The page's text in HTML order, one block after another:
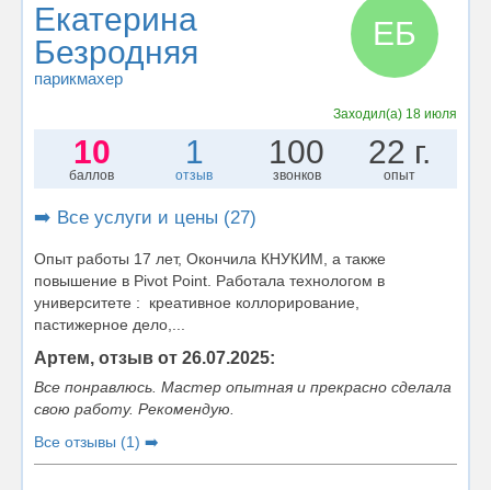
Екатерина
Безродняя
парикмахер
ЕБ
Заходил(а) 18 июля
10
баллов
1
отзыв
100
звонков
22 г.
опыт
➡️ Все услуги и цены (27)
Опыт работы 17 лет, Окончила КНУКИМ, а также
повышение в Pivot Point. Работала технологом в
университете : креативное коллорирование,
пастижерное дело,...
Артем, отзыв от 26.07.2025:
Все понравлюсь. Мастер опытная и прекрасно сделала
свою работу. Рекомендую.
Все отзывы (1) ➡️